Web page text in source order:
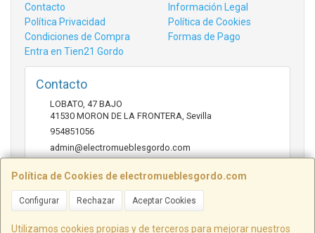
Política de Cookies de electromueblesgordo.com
Configurar Rechazar Aceptar Cookies
Utilizamos cookies propias y de terceros para mejorar nuestros
Contacto
Información Legal
Política Privacidad
Política de Cookies
Condiciones de Compra
Formas de Pago
Entra en Tien21 Gordo
Contacto
LOBATO, 47 BAJO
41530 MORON DE LA FRONTERA Sevilla
954851056
admin@electromueblesgordo.com
Horario
cerrado.